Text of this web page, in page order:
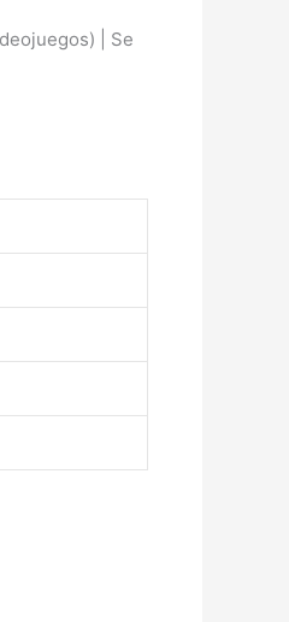
| Se